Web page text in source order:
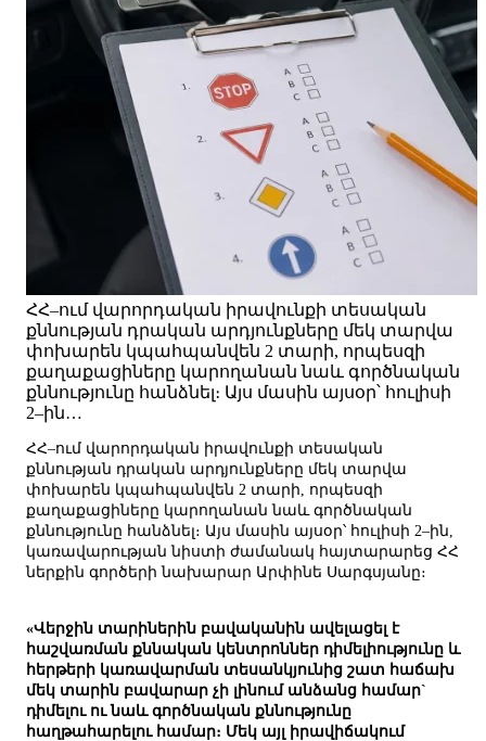
ՀՀ–ում վարորդական իրավունքի տեսական
քննության դրական արդյունքները մեկ տարվա
փոխարեն կպահպանվեն 2 տարի, որպեսզի
քաղաքացիները կարողանան նաև գործնական
քննությունը հանձնել։ Այս մասին այսօր՝ հուլիսի
2–ին…
ՀՀ–ում վարորդական իրավունքի տեսական
քննության դրական արդյունքները մեկ տարվա
փոխարեն կպահպանվեն 2 տարի, որպեսզի
քաղաքացիները կարողանան նաև գործնական
քննությունը հանձնել։ Այս մասին այսօր՝ հուլիսի 2–ին,
կառավարության նիստի ժամանակ հայտարարեց ՀՀ
ներքին գործերի նախարար Արփինե Սարգսյանը։
«Վերջին տարիներին բավականին ավելացել է
հաշվառման քննական կենտրոններ դիմելիությունը և
հերթերի կառավարման տեսանկյունից շատ հաճախ
մեկ տարին բավարար չի լինում անձանց համար`
դիմելու ու նաև գործնական քննությունը
հաղթահարելու համար։ Մեկ այլ իրավիճակում